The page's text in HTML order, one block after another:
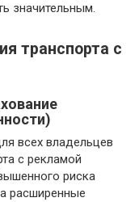
значительным.
транспорта с
всех владельцев
с рекламой
риска
расширенные